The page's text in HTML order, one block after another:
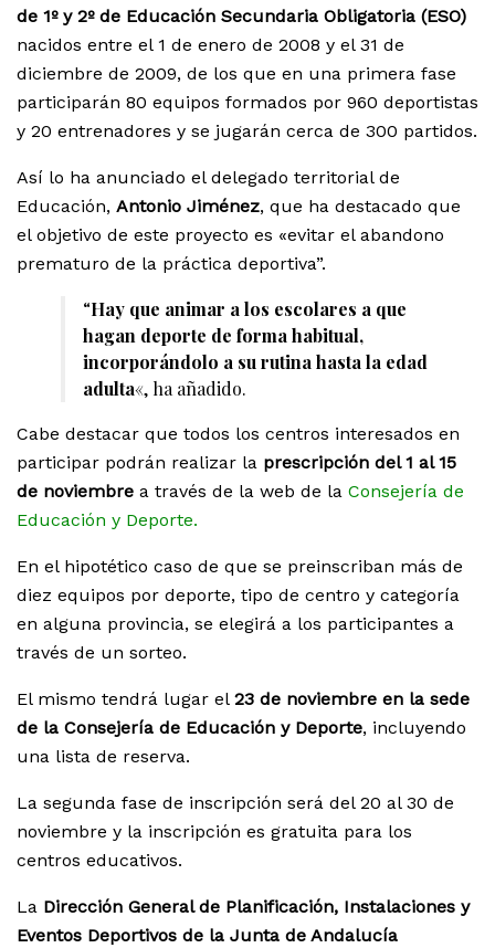
de 1º y 2º de Educación Secundaria Obligatoria (ESO)
nacidos entre el 1 de enero de 2008 y el 31 de
diciembre de 2009, de los que en una primera fase
participarán 80 equipos formados por 960 deportistas
y 20 entrenadores y se jugarán cerca de 300 partidos.
Así lo ha anunciado el delegado territorial de
Educación, Antonio Jiménez, que ha destacado que
el objetivo de este proyecto es «evitar el abandono
prematuro de la práctica deportiva”.
“Hay que animar a los escolares a que
hagan deporte de forma habitual,
incorporándolo a su rutina hasta la edad
adulta«, ha añadido.
Cabe destacar que todos los centros interesados en
participar podrán realizar la prescripción del 1 al 15
de noviembre a través de la web de la Consejería de
Educación y Deporte.
En el hipotético caso de que se preinscriban más de
diez equipos por deporte, tipo de centro y categoría
en alguna provincia, se elegirá a los participantes a
través de un sorteo.
El mismo tendrá lugar el 23 de noviembre en la sede
de la Consejería de Educación y Deporte, incluyendo
una lista de reserva.
La segunda fase de inscripción será del 20 al 30 de
noviembre y la inscripción es gratuita para los
centros educativos.
La Dirección General de Planificación, Instalaciones y
Eventos Deportivos de la Junta de Andalucía